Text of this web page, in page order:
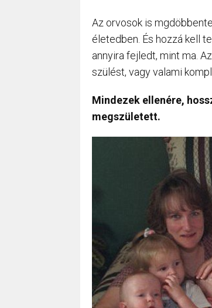
Az orvosok is
életedben. És hozzá kell
annyira fejledt, mint ma.
szülést, vagy valami
Mindezek ellenére,
megszületett.